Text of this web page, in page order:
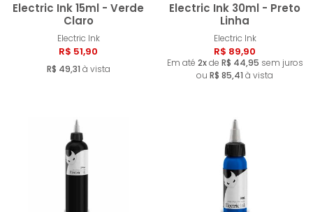
Electric Ink 15ml - Verde
Claro
Electric Ink
R$ 51,90
R$ 49,31 à vista
Comprar
Electric Ink 30ml - Preto
Linha
Electric Ink
R$ 89,90
Em até 2xde R$ 44,95 sem juros
ou R$ 85,41 à vista